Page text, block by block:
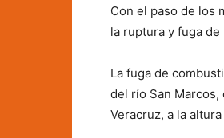
Con el paso de los
la ruptura y fuga
La fuga de
del río San
Veracruz, a la